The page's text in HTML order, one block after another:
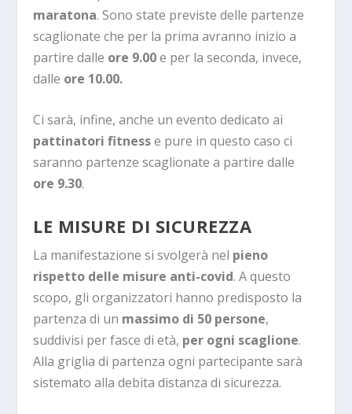
maratona. Sono state previste delle partenze
scaglionate che per la prima avranno inizio a
partire dalle ore 9.00e per la seconda, invece,
dalle ore 10.00.
Ci sarà, infine, anche un evento dedicato ai
pattinatori fitnesse pure in questo caso ci
saranno partenze scaglionate a partire dalle
ore 9.30.
LE MISURE DI SICUREZZA
La manifestazione si svolgerà nel pieno
rispetto delle misure anti-covid. A questo
scopo, gli organizzatori hanno predisposto la
partenza di un massimo di 50 persone,
suddivisi per fasce di età, per ogni scaglione.
Alla griglia di partenza ogni partecipante sarà
sistemato alla debita distanza di sicurezza.